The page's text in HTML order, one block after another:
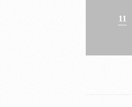
11